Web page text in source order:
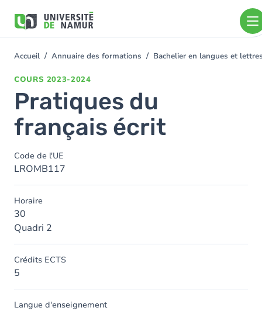
contenu
You
Accueil Annuaire des formations Bachelier en langues et
COURS 2023-2024
Pratiques du
français écrit
Code de l'UE
LROMB117
Horaire
30
Quadri 2
Crédits ECTS
5
Langue d'enseignement